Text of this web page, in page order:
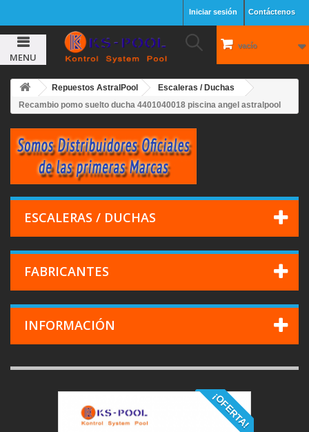
Contáctenos
Iniciar sesión
vacío
MENU
Repuestos AstralPool
Escaleras / Duchas
Recambio pomo suelto ducha 4401040018 piscina angel astralpool
ESCALERAS / DUCHAS
FABRICANTES
INFORMACIÓN
¡OFERTA!